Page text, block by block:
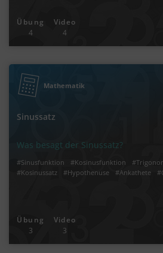
Übung
4
Video
4
Mathematik
Sinussatz
Was besagt der Sinussatz?
#Sinusfunktion #Kosinusfunktion
#Kosinussatz
#Hypothenuse #Ankathete
Übung
3
Video
3